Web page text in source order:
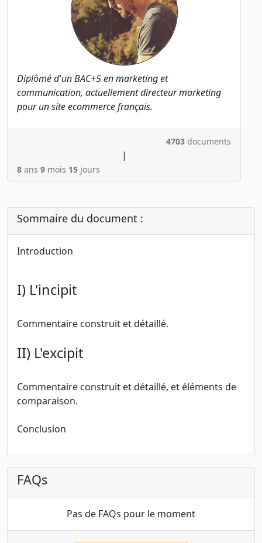
Diplômé d'un BAC+5 en marketing et
communication, actuellement directeur marketing
pour un site ecommerce français.
4703 documents
|
8 ans 9 mois 15 jours
Sommaire du document :
Introduction
I) L'incipit
Commentaire construit et détaillé.
II) L'excipit
Commentaire construit et détaillé, et éléments de
comparaison.
Conclusion
FAQs
Pas de FAQs pour le moment